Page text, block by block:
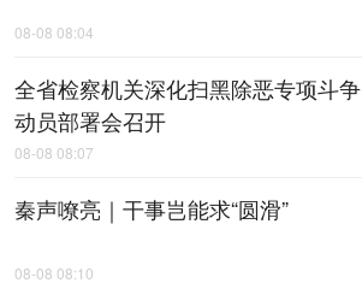
08-08 08:04
全省检察机关深化扫黑除恶专项斗争
动员部署会召开
08-08 08:07
秦声嘹亮｜干事岂能求“圆滑”
08-08 08:10